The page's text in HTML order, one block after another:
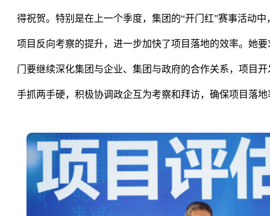
得祝贺。特别是在上一个季度，集团的“开门红”赛事活动中
项目反向考察的提升，进一步加快了项目落地的效率。她
门要继续深化集团与企业、集团与政府的合作关系，项目
手抓两手硬，积极协调政企互为考察和拜访，确保项目落